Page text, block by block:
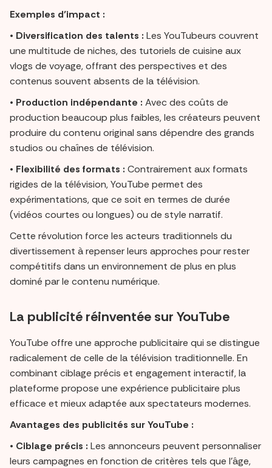
Exemples d’impact :
• Diversification des talents : Les YouTubeurs couvrent
une multitude de niches, des tutoriels de cuisine aux
vlogs de voyage, offrant des perspectives et des
contenus souvent absents de la télévision.
• Production indépendante : Avec des coûts de
production beaucoup plus faibles, les créateurs peuvent
produire du contenu original sans dépendre des grands
studios ou chaînes de télévision.
• Flexibilité des formats : Contrairement aux formats
rigides de la télévision, YouTube permet des
expérimentations, que ce soit en termes de durée
(vidéos courtes ou longues) ou de style narratif.
Cette révolution force les acteurs traditionnels du
divertissement à repenser leurs approches pour rester
compétitifs dans un environnement de plus en plus
dominé par le contenu numérique.
La publicité réinventée sur YouTube
YouTube offre une approche publicitaire qui se distingue
radicalement de celle de la télévision traditionnelle. En
combinant ciblage précis et engagement interactif, la
plateforme propose une expérience publicitaire plus
efficace et mieux adaptée aux spectateurs modernes.
Avantages des publicités sur YouTube :
• Ciblage précis : Les annonceurs peuvent personnaliser
leurs campagnes en fonction de critères tels que l’âge,